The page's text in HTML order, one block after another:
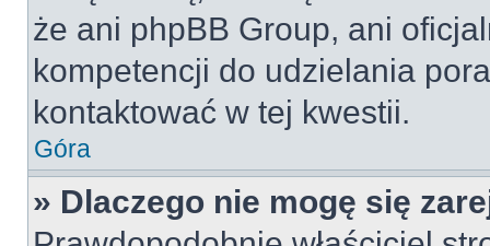
że ani phpBB Group, ani
kompetencji do udzielania
kontaktować w tej kwestii.
Góra
» Dlaczego nie mogę się